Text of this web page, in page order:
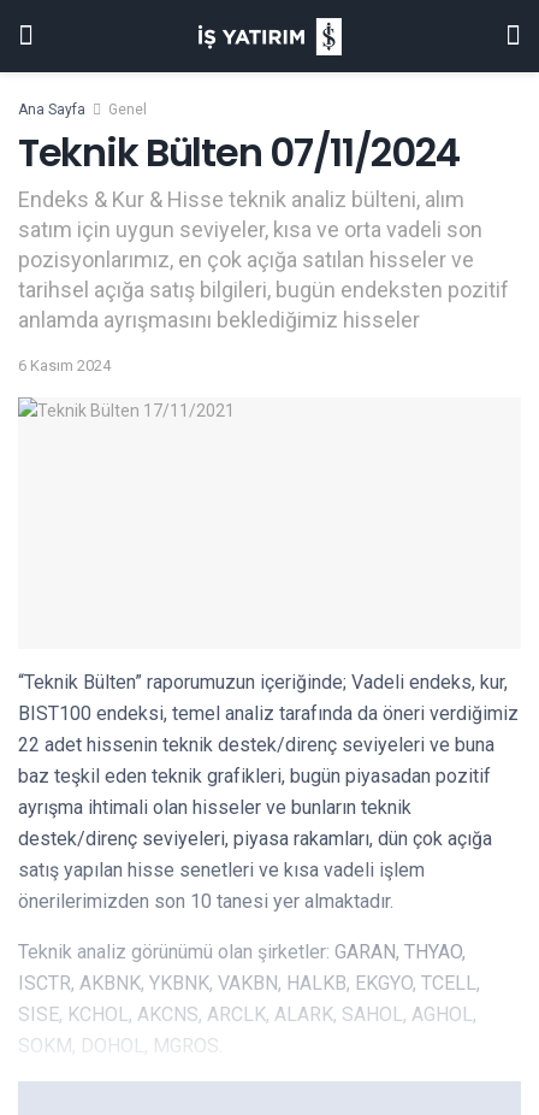
Ana Sayfa Genel
Teknik Bülten 07/11/2024
Endeks & Kur & Hisse teknik analiz bülteni, alım
satım için uygun seviyeler, kısa ve orta vadeli son
pozisyonlarımız, en çok açığa satılan hisseler ve
tarihsel açığa satış bilgileri, bugün endeksten pozitif
anlamda ayrışmasını beklediğimiz hisseler
6 Kasım 2024
“Teknik Bülten” raporumuzun içeriğinde; Vadeli endeks, kur,
BIST100 endeksi, temel analiz tarafında da öneri verdiğimiz
22 adet hissenin teknik destek/direnç seviyeleri ve buna
baz teşkil eden teknik grafikleri, bugün piyasadan pozitif
ayrışma ihtimali olan hisseler ve bunların teknik
destek/direnç seviyeleri, piyasa rakamları, dün çok açığa
satış yapılan hisse senetleri ve kısa vadeli işlem
önerilerimizden son 10 tanesi yer almaktadır.
Teknik analiz görünümü olan şirketler: GARAN, THYAO,
ISCTR, AKBNK, YKBNK, VAKBN, HALKB, EKGYO, TCELL,
SISE, KCHOL, AKCNS, ARCLK, ALARK, SAHOL, AGHOL,
SOKM, DOHOL, MGROS.